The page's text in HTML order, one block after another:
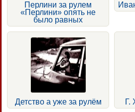
Перлини за рулем
«Перлини» опять не
было равных
Детство а уже за рулём Г.